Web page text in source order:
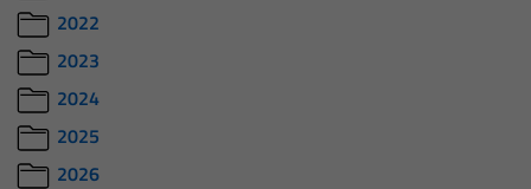
2022
2023
2024
2025
2026